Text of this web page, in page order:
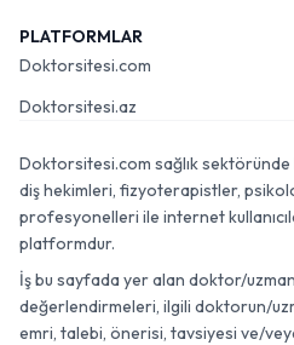
PLATFORMLAR
Doktorsitesi.com
Doktorsitesi.az
Doktorsitesi.com sağlık
diş hekimleri, fizyoterapistler,
profesyonelleri ile internet
platformdur.
İş bu sayfada yer alan doktor/
değerlendirmeleri, ilgili doktorun/
emri, talebi, önerisi, tavsiyesi ve/